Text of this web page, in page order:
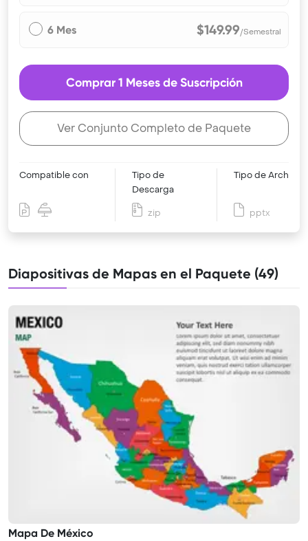
6 Mes $149.99/Semestral
Comprar 1 Meses de Suscripción
Ver Conjunto Completo de Paquete
Compatible con
Tipo de
Descarga
zip
Tipo de Archivo
pptx
Diapositivas de Mapas en el Paquete (49)
Mapa De México